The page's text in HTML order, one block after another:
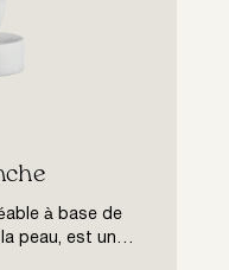
à base de
peau, est un